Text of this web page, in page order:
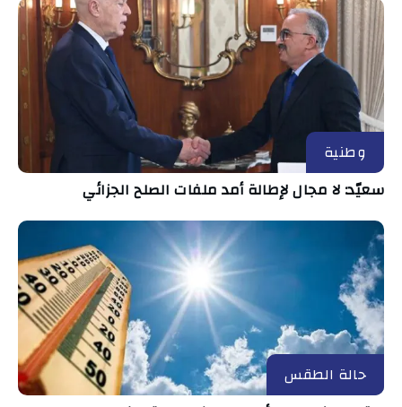
وطنية
سعيّد: لا مجال لإطالة أمد ملفات الصلح الجزائي
حالة الطقس